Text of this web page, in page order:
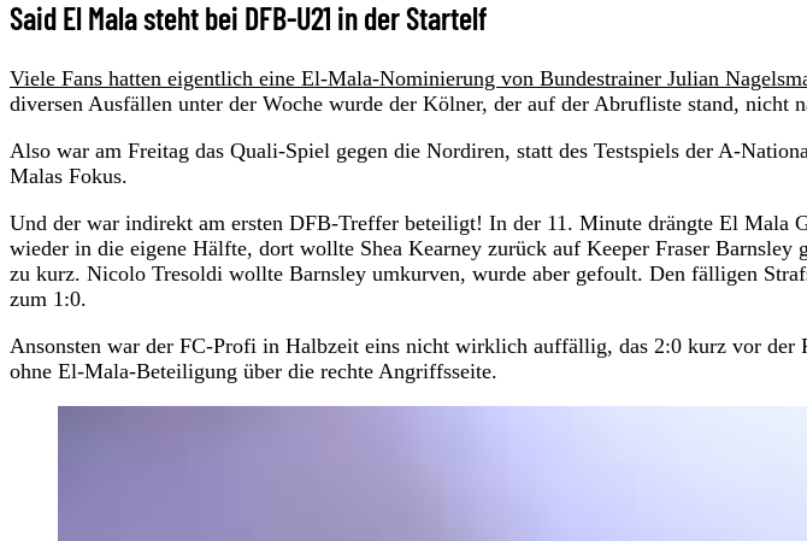
Said El Mala steht bei DFB-U21 in der Startelf
Viele Fans hatten eigentlich eine El-Mala-Nominierung von Bundestrainer Julian
diversen Ausfällen unter der Woche wurde der Kölner, der auf der Abrufliste stand, nicht
Also war am Freitag das Quali-Spiel gegen die Nordiren, statt des Testspiels der A-
Malas Fokus.
Und der war indirekt am ersten DFB-Treffer beteiligt! In der 11. Minute drängte El Mala
wieder in die eigene Hälfte, dort wollte Shea Kearney zurück auf Keeper Fraser Barnsley
zu kurz. Nicolo Tresoldi wollte Barnsley umkurven, wurde aber gefoult. Den fälligen
zum 1:0.
Ansonsten war der FC-Profi in Halbzeit eins nicht wirklich auffällig, das 2:0 kurz vor der
ohne El-Mala-Beteiligung über die rechte Angriffsseite.